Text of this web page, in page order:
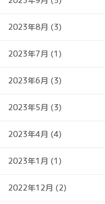
2023年8月 (3)
2023年7月 (1)
2023年6月 (3)
2023年5月 (3)
2023年4月 (4)
2023年1月 (1)
2022年12月 (2)